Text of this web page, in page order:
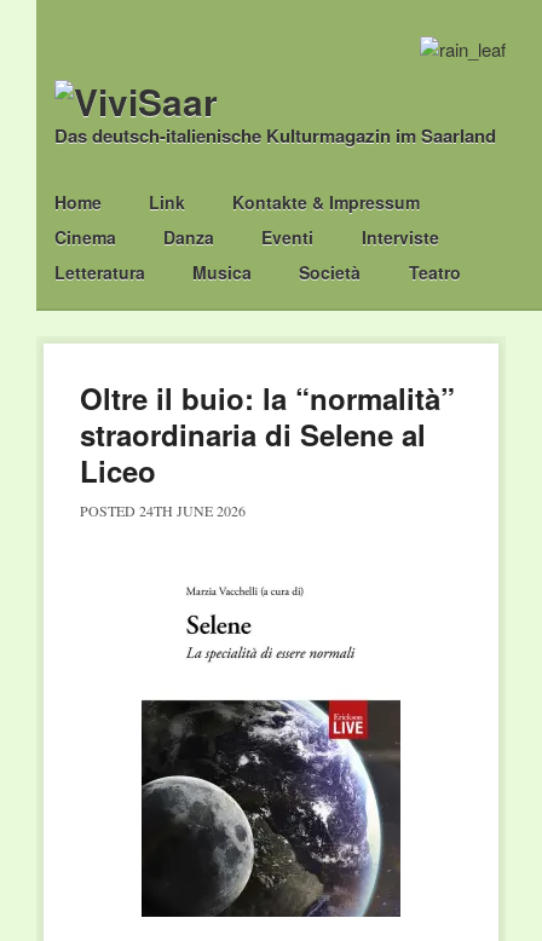
Das deutsch-italienische Kulturmagazin im Saarland
Main menu
Skip
to
content
Home Link
Kontakte & Impressum
Cinema
Danza Eventi
Interviste
Letteratura
Musica Società Teatro
Oltre il buio: la “normalità”
straordinaria di Selene al
Liceo
POSTED 24TH JUNE 2026